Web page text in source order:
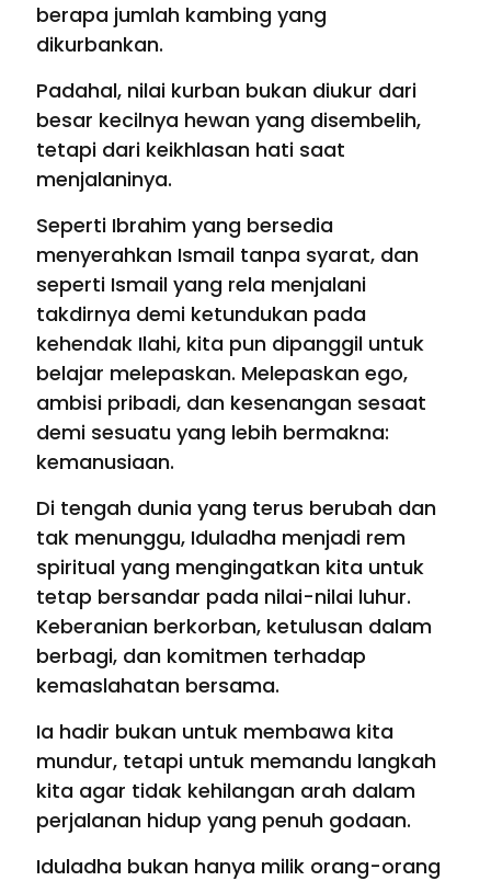
berapa jumlah kambing yang
dikurbankan.
Padahal, nilai kurban bukan diukur dari
besar kecilnya hewan yang disembelih,
tetapi dari keikhlasan hati saat
menjalaninya.
Seperti Ibrahim yang bersedia
menyerahkan Ismail tanpa syarat, dan
seperti Ismail yang rela menjalani
takdirnya demi ketundukan pada
kehendak Ilahi, kita pun dipanggil untuk
belajar melepaskan. Melepaskan ego,
ambisi pribadi, dan kesenangan sesaat
demi sesuatu yang lebih bermakna:
kemanusiaan.
Di tengah dunia yang terus berubah dan
tak menunggu, Iduladha menjadi rem
spiritual yang mengingatkan kita untuk
tetap bersandar pada nilai-nilai luhur.
Keberanian berkorban, ketulusan dalam
berbagi, dan komitmen terhadap
kemaslahatan bersama.
Ia hadir bukan untuk membawa kita
mundur, tetapi untuk memandu langkah
kita agar tidak kehilangan arah dalam
perjalanan hidup yang penuh godaan.
Iduladha bukan hanya milik orang-orang